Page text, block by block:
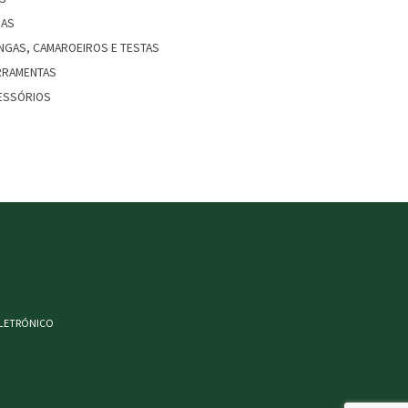
CAMAROEIROS E TESTAS